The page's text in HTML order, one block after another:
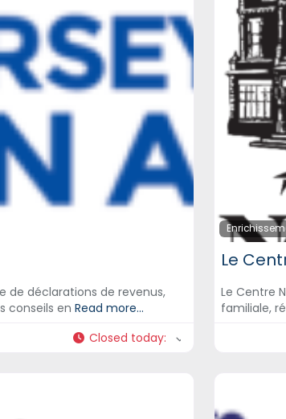
de déclarations de revenus,
conseils enRead more...
Closed today:
Le
Le Centre
familiale,